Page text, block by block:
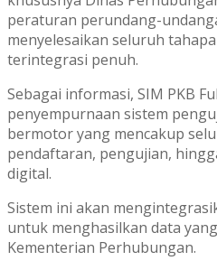
peraturan perundang-
menyelesaikan seluruh
terintegrasi penuh.
Sebagai informasi, SIM PKB
penyempurnaan sistem
bermotor yang mencakup
pendaftaran, pengujian,
digital.
Sistem ini akan
untuk menghasilkan data
Kementerian Perhubungan.